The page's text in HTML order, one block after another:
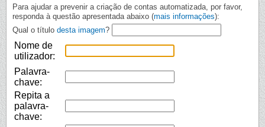
Para ajudar a prevenir a criação de contas automatizada, por favor,
responda à questão apresentada abaixo (mais informações):
Qual o título desta imagem?
Nome de
utilizador:
Palavra-
chave:
Repita a
palavra-
chave: